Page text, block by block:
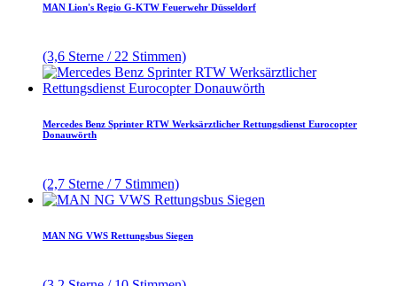
MAN Lion's Regio G-KTW Feuerwehr Düsseldorf
(3,6 Sterne / 22 Stimmen)
Mercedes Benz Sprinter RTW Werksärztlicher Rettungsdienst Eurocopter
Donauwörth
(2,7 Sterne / 7 Stimmen)
MAN NG VWS Rettungsbus Siegen